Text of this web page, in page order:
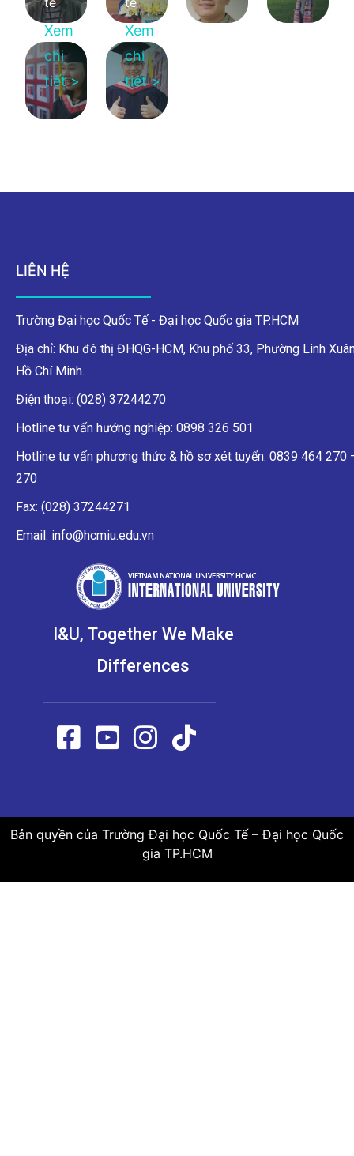
Xem
chi
tiết >
Xem
chi
tiết >
LIÊN HỆ
Trường Đại học Quốc Tế - Đại học Quốc gia TP.HCM
Địa chỉ: Khu đô thị ĐHQG-HCM, Khu phố 33, Phường Linh
Hồ Chí Minh.
Điện thoại: (028) 37244270
Hotline tư vấn hướng nghiệp: 0898 326 501
Hotline tư vấn phương thức & hồ sơ xét tuyển: 0839 464 270
270
Fax: (028) 37244271
Email: info@hcmiu.edu.vn
I&U, Together We Make
Differences
Bản quyền của Trường Đại học Quốc Tế – Đại học Quốc
gia TP.HCM